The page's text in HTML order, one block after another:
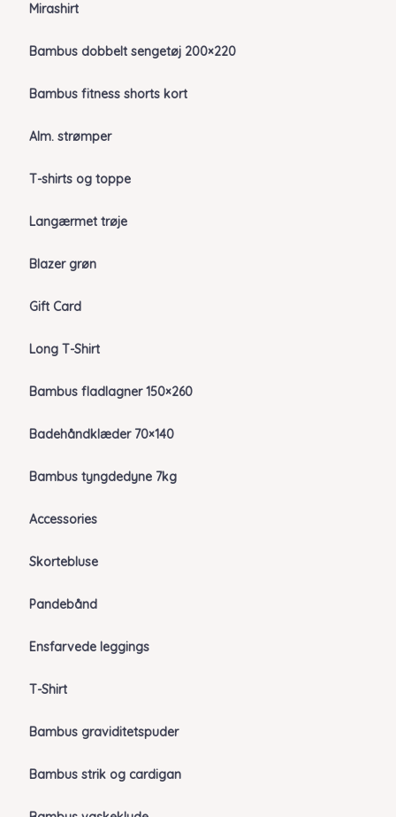
Mirashirt
Bambus dobbelt sengetøj 200×220
Bambus fitness shorts kort
Alm. strømper
T-shirts og toppe
Langærmet trøje
Blazer grøn
Gift Card
Long T-Shirt
Bambus fladlagner 150×260
Badehåndklæder 70×140
Bambus tyngdedyne 7kg
Accessories
Skortebluse
Pandebånd
Ensfarvede leggings
T-Shirt
Bambus graviditetspuder
Bambus strik og cardigan